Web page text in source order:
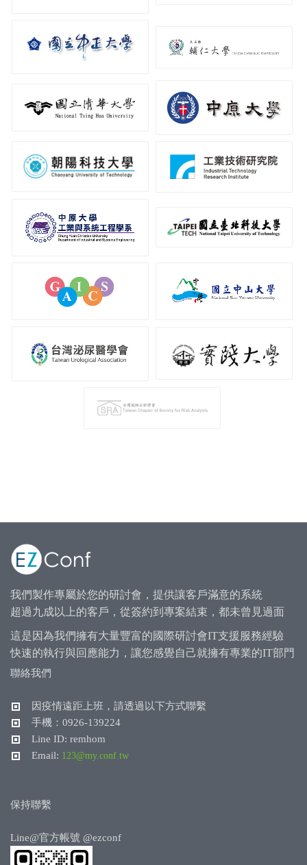
國立中正大學 輔仁大學
國立清華大學
朝陽科技大學 工業技術研究院
程學系
國立臺北科技大學
GAICS 國立中山大學
台灣泌尿科醫學會 實踐大學
台灣風險分析學會
我們製作專屬於您的研討會，提供讓客戶滿意的系統
超過九成以上的客戶，從簽約到專案結束，都未曾見過面
這是因為我們擁有大量豐富的國際研討會IT支援服務經驗
快速的執行與回應能力，讓您感覺自己就擁有專業的IT部門
聯絡我們
因疫情遠距上班，請透過以下方式聯繫
手機：0926-139224
Line ID: remhom
Email: 123@my.conf.tw
保持聯繫
Line@官方帳號 @ezconf